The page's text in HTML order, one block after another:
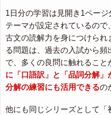
1日分の学習は見開き1ペー
テーマが設定されているの
古文の読解力を身につけら
る問題は、過去の入試から
で、多くの良問に触れること
に「口語訳」と「品詞分解
分解の練習にも活用できるの
他にも同じシリーズとして「